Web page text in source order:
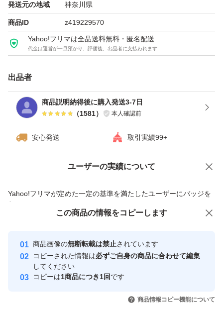
細かな商材で1品1品の検査は不可能です
購入後に上記の理由によるクレームは対応出来ません 納
得して購入してください
商品をOPP袋に入れ防水対策を行い封筒にいれます。
プラパーツ
デコ
パーツ
ネイルパーツ
発送元の地域 神奈川県
商品ID z419229570
Yahoo!フリマは全品送料無料・匿名配送
代金は運営が一旦預かり、評価後、出品者に支払われます
出品者
商品説明納得後に購入発送3-7日
（1581） 本人確認前
安心発送 取引実績99+
ユーザーの実績について
Yahoo!フリマが定めた一定の基準を満たしたユーザーにバッジを
付与しています
安心取引出品者
心・安全なユーザーです
取引実績
引を完了させた実績があります
価格の相談 商品への質問
この商品の情報をコピーします
商品画像の無断転載は禁止されています
コピーされた情報は必ずご自身の商品に合わせて編集
してください
コピーは1商品につき1回です
商品情報コピー機能について
この商品をみている人にオススメ